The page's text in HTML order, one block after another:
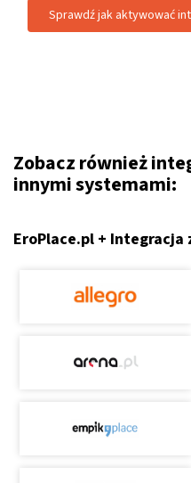
Sprawdź jak aktywować
Zobacz również
innymi systemami:
EroPlace.pl + Integracja